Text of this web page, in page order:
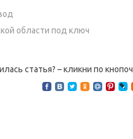
области под ключ
статья? – кликни по